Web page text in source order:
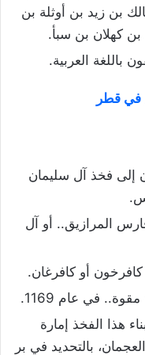
بن زيد بن أوثلة بن
بن كهلان بن سبأ.
باللغة العربية.
في قطر
إلى فخذ آل سليمان
المرازيق.. أو آل
أو كافرغان.
في عام 1169.
هذا الفخذ إمارة
بالتحديد في بر